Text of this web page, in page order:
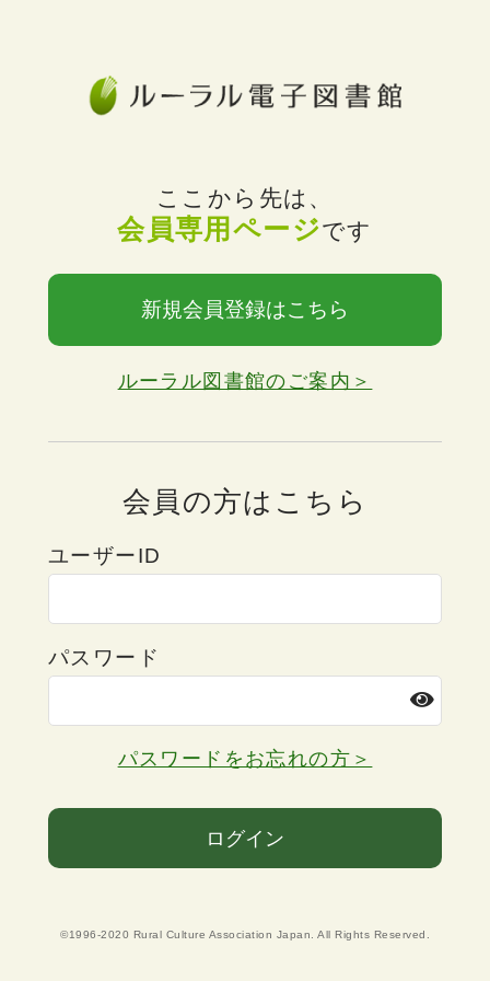
ここから先は、
会員専用ページです
新規会員登録はこちら
ルーラル図書館のご案内＞
会員の方はこちら
ユーザーID
パスワード
パスワードをお忘れの方＞
ログイン
©1996-2020 Rural Culture Association Japan. All Rights Reserved.